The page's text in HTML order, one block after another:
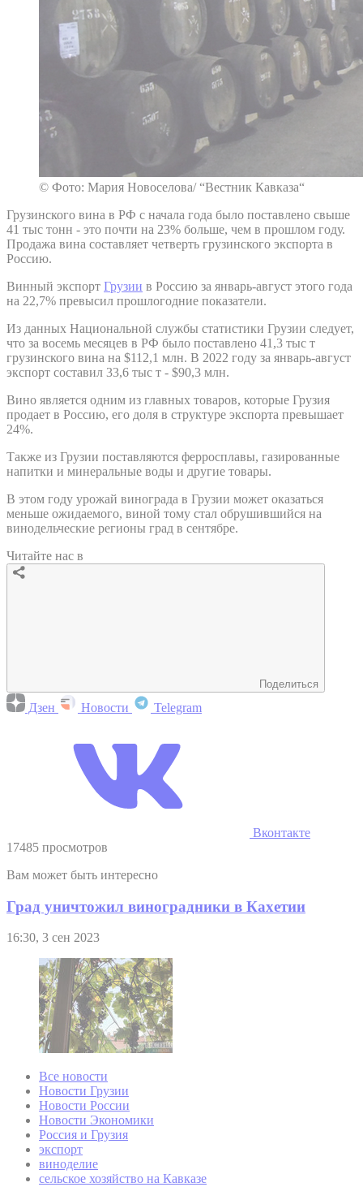
© Фото: Мария Новоселова/ “Вестник Кавказа“
Грузинского вина в РФ с начала года было поставлено свыше
41 тыс тонн - это почти на 23% больше, чем в прошлом году.
Продажа вина составляет четверть грузинского экспорта в
Россию.
Винный экспорт Грузии в Россию за январь-август этого года
на 22,7% превысил прошлогодние показатели.
Из данных Национальной службы статистики Грузии следует,
что за восемь месяцев в РФ было поставлено 41,3 тыс т
грузинского вина на $112,1 млн. В 2022 году за январь-август
экспорт составил 33,6 тыс т - $90,3 млн.
Вино является одним из главных товаров, которые Грузия
продает в Россию, его доля в структуре экспорта превышает
24%.
Также из Грузии поставляются ферросплавы, газированные
напитки и минеральные воды и другие товары.
В этом году урожай винограда в Грузии может оказаться
меньше ожидаемого, виной тому стал обрушившийся на
винодельческие регионы град в сентябре.
Читайте нас в
Поделиться
Дзен Новости Telegram
Вконтакте
17485 просмотров
Вам может быть интересно
Град уничтожил виноградники в Кахетии
16:30, 3 сен 2023
Все новости
Новости Грузии
Новости России
Новости Экономики
Россия и Грузия
экспорт
виноделие
сельское хозяйство на Кавказе